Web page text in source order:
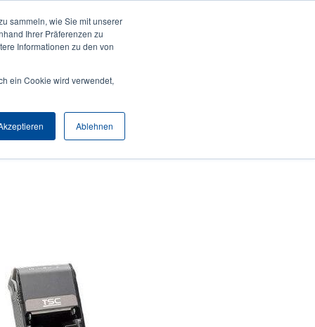
sammeln, wie Sie mit unserer
Ihrer Präferenzen zu
Informationen zu den von
ein Cookie wird verwendet,
Ablehnen
User
Anmelden / Registrieren